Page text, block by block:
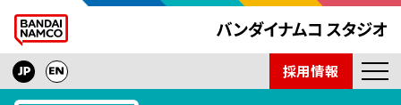
採用情報